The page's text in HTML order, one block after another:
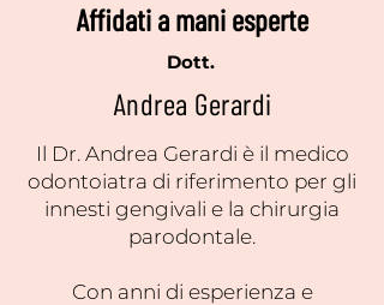
Affidati a mani esperte
Dott.
Andrea Gerardi
Il Dr. Andrea Gerardi è il medico
odontoiatra di riferimento per gli
innesti gengivali e la chirurgia
parodontale.
Con anni di esperienza e